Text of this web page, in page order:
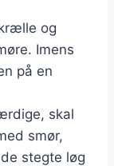
og
Imens
på en
skal
smør,
stegte løg